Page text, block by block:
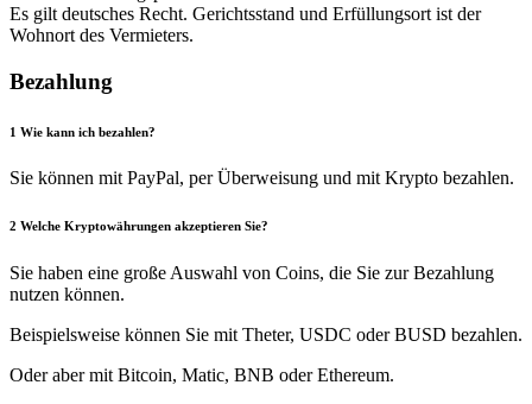
Es gilt deutsches Recht. Gerichtsstand und Erfüllungsort ist der
Wohnort des Vermieters.
Bezahlung
1 Wie kann ich bezahlen?
Sie können mit PayPal, per Überweisung und mit Krypto bezahlen.
2 Welche Kryptowährungen akzeptieren Sie?
Sie haben eine große Auswahl von Coins, die Sie zur Bezahlung
nutzen können.
Beispielsweise können Sie mit Theter, USDC oder BUSD bezahlen.
Oder aber mit Bitcoin, Matic, BNB oder Ethereum.